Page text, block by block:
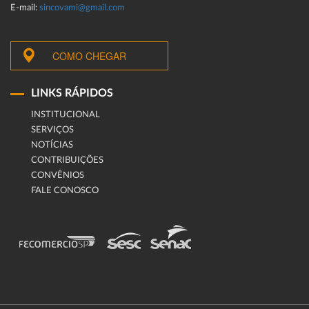
E-mail: sincovami@gmail.com
COMO CHEGAR
LINKS RÁPIDOS
INSTITUCIONAL
SERVIÇOS
NOTÍCIAS
CONTRIBUIÇÕES
CONVÊNIOS
FALE CONOSCO